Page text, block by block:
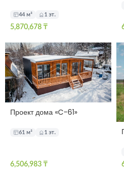
44 м² 1 эт.
5,870,678 ₸
Проект дома «C-61»
61 м² 1 эт.
6,506,983 ₸